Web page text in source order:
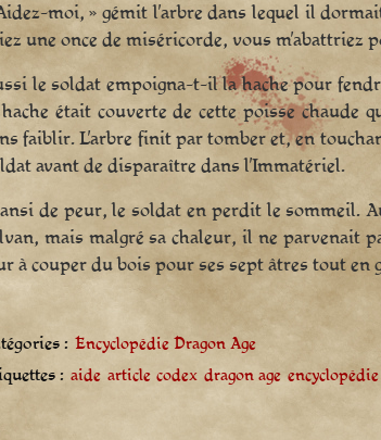
moi, » gémit l’arbre dans lequel il
une once de miséricorde, vous
le soldat empoigna-t-il la hache pour
était couverte de cette poisse
faiblir. L’arbre finit par tomber et, en
avant de disparaître dans l’Immatériel.
de peur, le soldat en perdit le sommeil.
mais malgré sa chaleur, il ne parvenait
à couper du bois pour ses sept âtres tout
: Encyclopédie Dragon Age
: aide article codex dragon age encyclopédie